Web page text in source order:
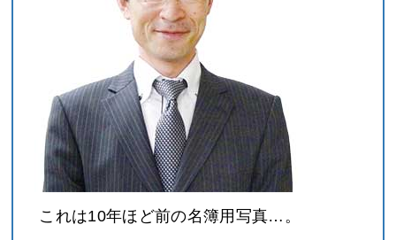
これは10年ほど前の名簿用写真…。